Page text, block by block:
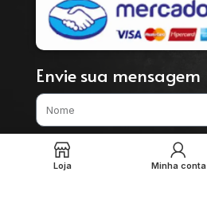
Envie sua mensagem
Loja Minha conta